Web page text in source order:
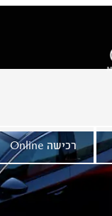
רכישה Online